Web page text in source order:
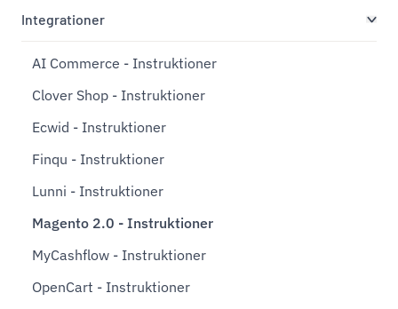
Integrationer
AI Commerce - Instruktioner
Clover Shop - Instruktioner
Ecwid - Instruktioner
Finqu - Instruktioner
Lunni - Instruktioner
Magento 2.0 - Instruktioner
MyCashflow - Instruktioner
OpenCart - Instruktioner